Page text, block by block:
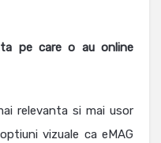
pe care o au online
relevanta si mai usor
vizuale ca eMAG